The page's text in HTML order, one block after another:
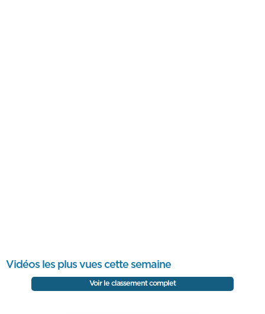
Vidéos les plus vues cette semaine
Voir le classement complet